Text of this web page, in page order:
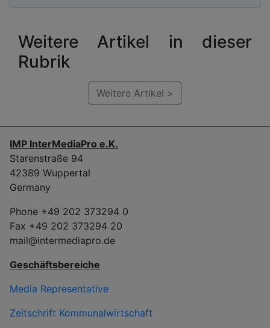
Weitere Artikel in dieser
Rubrik
Weitere Artikel >
IMP InterMediaPro e.K.
Starenstraße 94
42389 Wuppertal
Germany
Phone +49 202 373294 0
Fax +49 202 373294 20
mail@intermediapro.de
Geschäftsbereiche
Media Representative
Zeitschrift Kommunalwirtschaft